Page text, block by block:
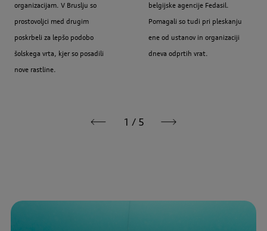
organizacijam. V Bruslju so
prostovoljci med drugim
poskrbeli za lepšo podobo
šolskega vrta, kjer so posadili
nove rastline.
belgijske agencije Fedasil.
Pomagali so tudi pri pleskanju
ene od ustanov in organizaciji
dneva odprtih vrat.
1 / 5